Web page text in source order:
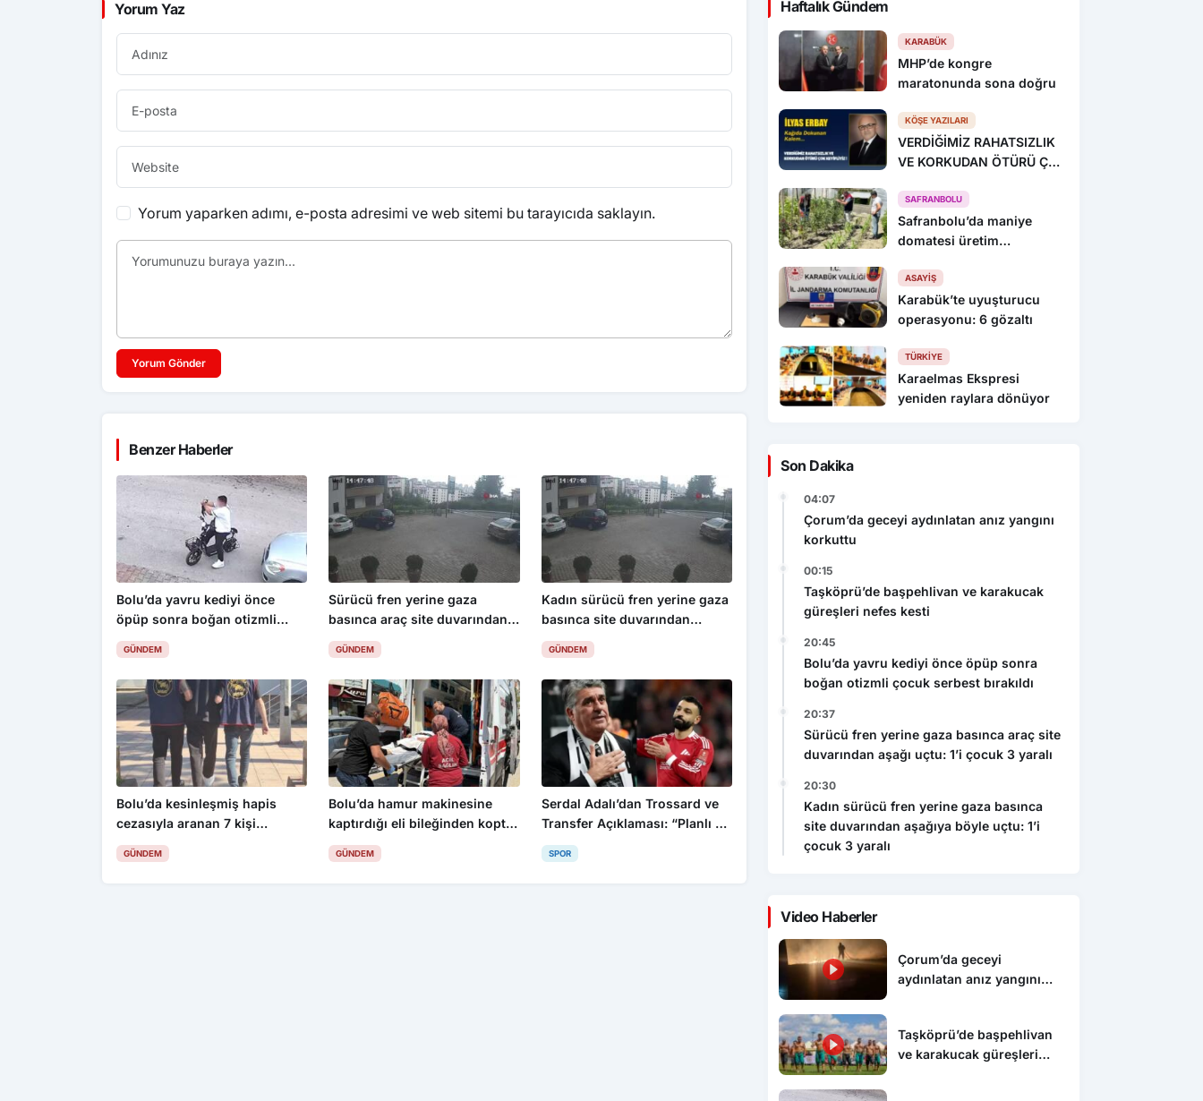
Yorum Yaz
Yorum yaparken adımı, e-posta adresimi ve web sitemi bu tarayıcıda saklayın.
Yorum Gönder
Benzer Haberler
Bolu’da yavru kediyi önce
öpüp sonra boğan otizmli
çocuk serbest bırakıldı
GÜNDEM
Sürücü fren yerine gaza
basınca araç site duvarından
aşağı uçtu: 1’i çocuk 3 yaralı
GÜNDEM
Kadın sürücü fren yerine gaza
basınca site duvarından
aşağıya böyle uçtu: 1’i çocuk 3
yaralı
GÜNDEM
Bolu’da kesinleşmiş hapis
cezasıyla aranan 7 kişi
yakalandı
GÜNDEM
Bolu’da hamur makinesine
kaptırdığı eli bileğinden koptu:
İşçiler fenalık geçirdi
GÜNDEM
Serdal Adalı’dan Trossard ve
Transfer Açıklaması: “Planlı Bir
Şekilde İlerliyoruz”
SPOR
Haftalık Gündem
KARABÜK
MHP’de kongre
maratonunda sona doğru
KÖŞE YAZILARI
VERDİĞİMİZ RAHATSIZLIK
VE KORKUDAN ÖTÜRÜ ÇOK
SAFRANBOLU
Safranbolu’da maniye
domatesi üretim
ASAYIŞ
Karabük’te uyuşturucu
operasyonu: 6 gözaltı
TÜRKIYE
Karaelmas Ekspresi
yeniden raylara dönüyor
Son Dakika
04:07
Çorum’da geceyi aydınlatan anız yangını
korkuttu
00:15
Taşköprü’de başpehlivan ve karakucak
güreşleri nefes kesti
20:45
Bolu’da yavru kediyi önce öpüp sonra
boğan otizmli çocuk serbest bırakıldı
20:37
Sürücü fren yerine gaza basınca araç site
duvarından aşağı uçtu: 1’i çocuk 3 yaralı
20:30
Kadın sürücü fren yerine gaza basınca
site duvarından aşağıya böyle uçtu: 1’i
çocuk 3 yaralı
Video Haberler
Çorum’da geceyi
aydınlatan anız yangını
Taşköprü’de başpehlivan
ve karakucak güreşleri